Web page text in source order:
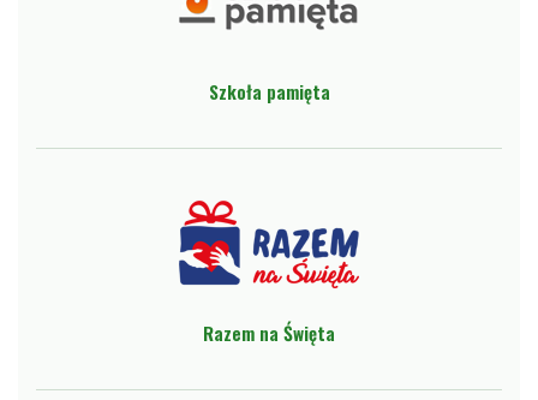
Gminie
Legionowo
Szkoła pamięta
Razem na Święta